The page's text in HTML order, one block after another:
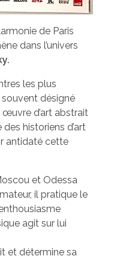
de Paris
dans l’univers
les plus
souvent désigné
œuvre d’art abstrait
historiens d’art
antidaté cette
et Odessa
il pratique le
agit sur lui
et détermine sa